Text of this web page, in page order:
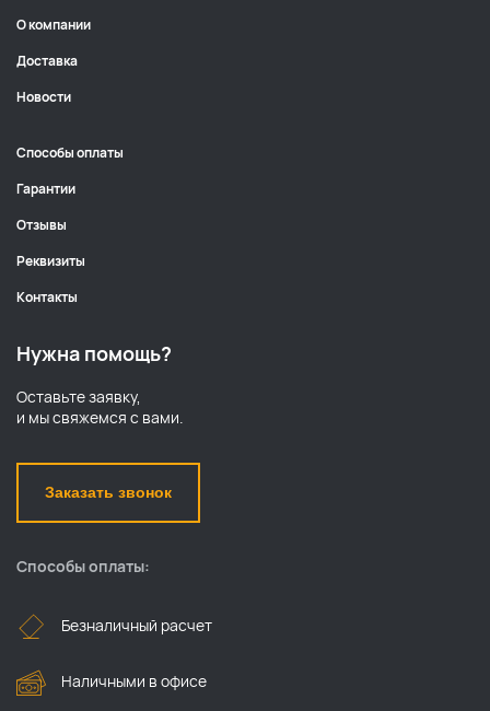
Нужна помощь?
Оставьте заявку,
и мы свяжемся с вами.
Заказать звонок
О компании
Доставка
Новости
Способы оплаты
Гарантии
Отзывы
Реквизиты
Контакты
Способы оплаты:
Безналичный расчет
Наличными в офисе